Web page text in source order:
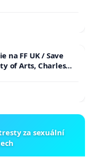
na FF UK / Save
of Arts, Charles
za sexuální